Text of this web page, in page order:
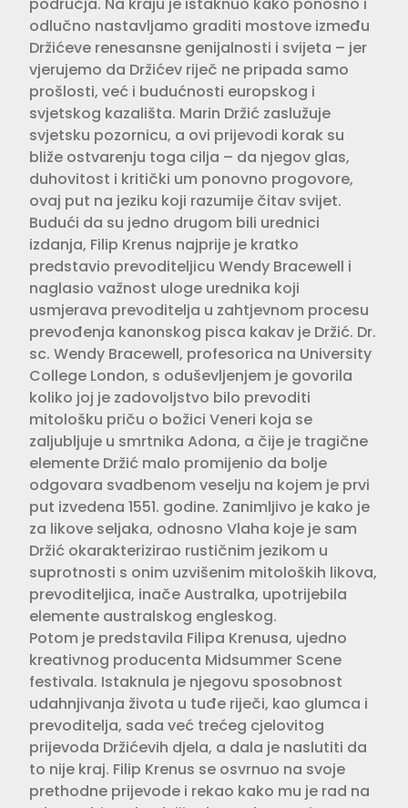
odlučno nastavljamo graditi mostove između
Držićeve renesansne genijalnosti i svijeta – jer
vjerujemo da Držićev riječ ne pripada samo
prošlosti, već i budućnosti europskog i
svjetskog kazališta. Marin Držić zaslužuje
svjetsku pozornicu, a ovi prijevodi korak su
bliže ostvarenju toga cilja – da njegov glas,
duhovitost i kritički um ponovno progovore,
ovaj put na jeziku koji razumije čitav svijet.
Budući da su jedno drugom bili urednici
izdanja, Filip Krenus najprije je kratko
predstavio prevoditeljicu Wendy Bracewell i
naglasio važnost uloge urednika koji
usmjerava prevoditelja u zahtjevnom procesu
prevođenja kanonskog pisca kakav je Držić. Dr.
sc. Wendy Bracewell, profesorica na University
College London, s oduševljenjem je govorila
koliko joj je zadovoljstvo bilo prevoditi
mitološku priču o božici Veneri koja se
zaljubljuje u smrtnika Adona, a čije je tragične
elemente Držić malo promijenio da bolje
odgovara svadbenom veselju na kojem je prvi
put izvedena 1551. godine. Zanimljivo je kako je
za likove seljaka, odnosno Vlaha koje je sam
Držić okarakterizirao rustičnim jezikom u
suprotnosti s onim uzvišenim mitoloških likova,
prevoditeljica, inače Australka, upotrijebila
elemente australskog engleskog.
Potom je predstavila Filipa Krenusa, ujedno
kreativnog producenta Midsummer Scene
festivala. Istaknula je njegovu sposobnost
udahnjivanja života u tuđe riječi, kao glumca i
prevoditelja, sada već trećeg cjelovitog
prijevoda Držićevih djela, a dala je naslutiti da
to nije kraj. Filip Krenus se osvrnuo na svoje
prethodne prijevode i rekao kako mu je rad na